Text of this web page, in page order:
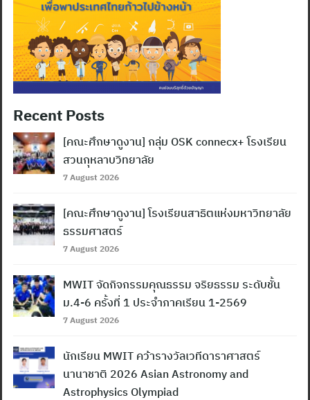
Search
Recent Posts
[คณะศึกษาดูงาน] กลุ่ม OSK connecx+ โรงเรียน
สวนกุหลาบวิทยาลัย
7 August 2026
[คณะศึกษาดูงาน] โรงเรียนสาธิตแห่งมหาวิทยาลัย
ธรรมศาสตร์
7 August 2026
MWIT จัดกิจกรรมคุณธรรม จริยธรรม ระดับชั้น
ม.4-6 ครั้งที่ 1 ประจำภาคเรียน 1-2569
7 August 2026
นักเรียน MWIT คว้ารางวัลเวทีดาราศาสตร์
นานาชาติ 2026 Asian Astronomy and
Astrophysics Olympiad